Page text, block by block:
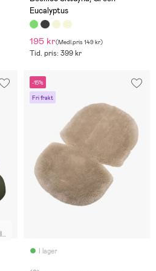
Eucalyptus
195 kr(Medl.pris 149 kr)
Tid. pris: 399 kr
-15%
Fri frakt
I lager